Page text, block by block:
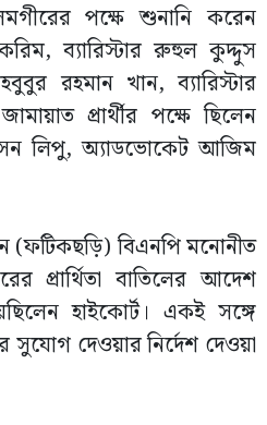
পক্ষে শুনানি করেন
ব্যারিস্টার রুহুল কুদ্দুস
রহমান খান, ব্যারিস্টার
প্রার্থীর পক্ষে ছিলেন
লিপু, অ্যাডভোকেট আজিম
(ফটিকছড়ি) বিএনপি মনোনীত
প্রার্থিতা বাতিলের আদেশ
হাইকোর্ট। একই সঙ্গে
সুযোগ দেওয়ার নির্দেশ দেওয়া